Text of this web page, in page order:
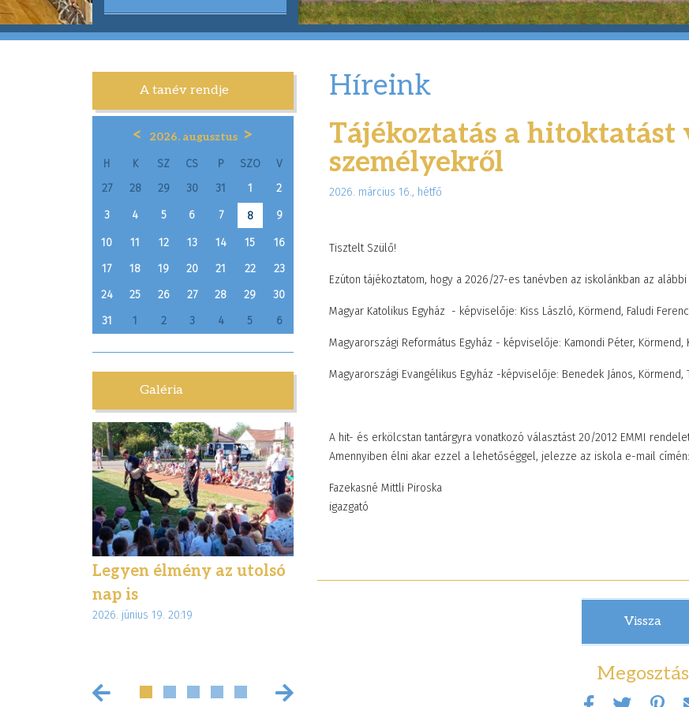
A tanév rendje
< 2026. augusztus >
H K SZ CS P SZO
V
27
28 29 30 31 1
2
3
4 5 6 7 8 9
10 11 12 13 14 15
16
17
18 19 20 21 22
23
24
25 26 27 28 29
30
31
1 2 3 4 5 6
Galéria
Legyen élmény az utolsó
nap is
2026. június 19. 20:19
Híreink
Tájékoztatás a hitoktatást
személyekről
2026. március 16., hétfő
Tisztelt Szülő!
Ezúton tájékoztatom, hogy a 2026/27-es tanévben az iskolánkban az
Magyar Katolikus Egyház - képviselője: Kiss László, Körmend, Faludi
Magyarországi Református Egyház - képviselője: Kamondi Péter, Körmend,
Magyarországi Evangélikus Egyház -képviselője: Benedek János, Körmend,
A hit- és erkölcstan tantárgyra vonatkozó választást 20/2012 EMMI
Amennyiben élni akar ezzel a lehetőséggel, jelezze az iskola e-mail
Fazekasné Mittli Piroska
igazgató
Vissza
Megosztás